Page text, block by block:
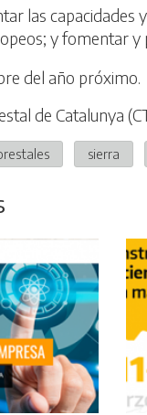
las
y fomentar
del año próximo.
de Catalunya
sierra